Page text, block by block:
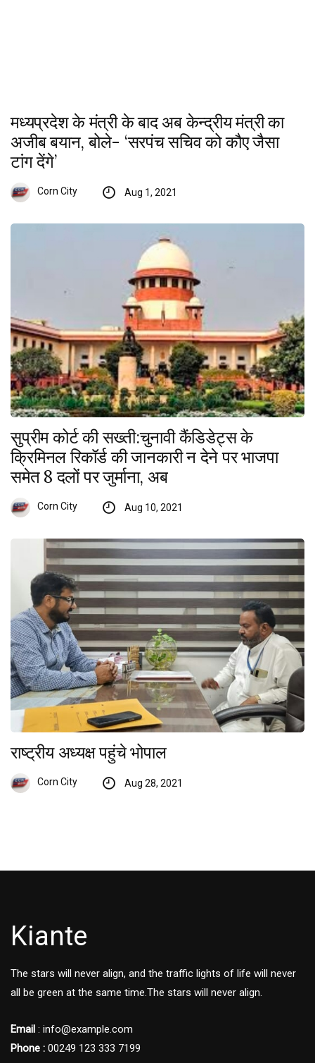
मध्यप्रदेश के मंत्री के बाद अब केन्द्रीय मंत्री का
अजीब बयान, बोले- ‘सरपंच सचिव को कौए जैसा
टांग देंगे’
Corn City Aug 1, 2021
सुप्रीम कोर्ट की सख्ती:चुनावी कैंडिडेट्स के
क्रिमिनल रिकॉर्ड की जानकारी न देने पर भाजपा
समेत 8 दलों पर जुर्माना, अब
Corn City Aug 10, 2021
राष्ट्रीय अध्यक्ष पहुंचे भोपाल
Corn City Aug 28, 2021
Kiante
The stars will never align, and the traffic lights of life will never
all be green at the same time.The stars will never align.
Email : info@example.com
Phone : 00249 123 333 7199